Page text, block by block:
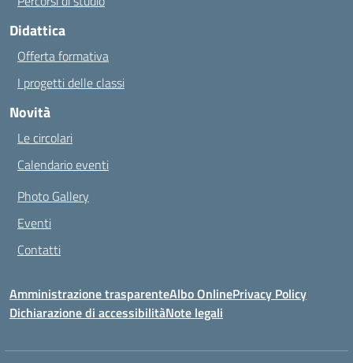
Didattica
Offerta formativa
I progetti delle classi
Novità
Le circolari
Calendario eventi
Photo Gallery
Eventi
Contatti
Amministrazione trasparenteAlbo OnlinePrivacy Policy
Dichiarazione di accessibilitàNote legali